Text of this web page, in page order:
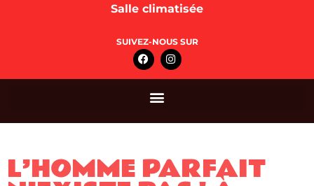
Salle climatisée
SUIVEZ-NOUS SUR
L’HOMME PARFAIT